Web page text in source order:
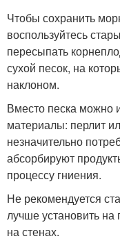
Чтобы сохранить
воспользуйтесь
пересыпать
сухой песок, на
наклоном.
Вместо песка можно
материалы: перлит
незначительно
абсорбируют
процессу гниения.
Не рекомендуется
лучше установить на
на стенах.